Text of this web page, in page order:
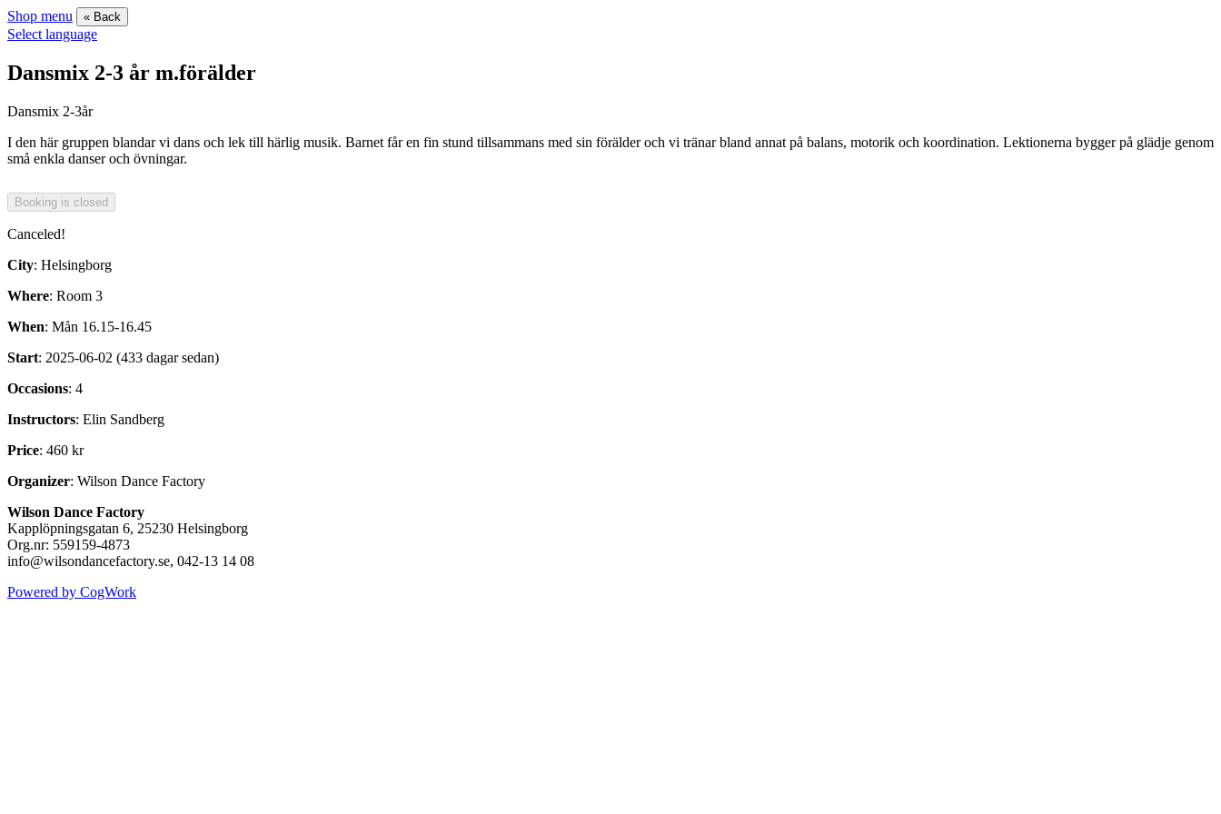
Shop menu « Back
Select language
Dansmix 2-3 år m.förälder
Dansmix 2-3år
I den här gruppen blandar vi dans och lek till härlig musik. Barnet får en fin stund tillsammans med sin förälder och vi tränar bland annat på balans, motorik och koordination. Lektionerna bygger på glädje genom
små enkla danser och övningar.
Canceled!
City: Helsingborg
Where: Room 3
When: Mån 16.15-16.45
Start: 2025-06-02 (433 dagar sedan)
Occasions: 4
Instructors: Elin Sandberg
Price: 460 kr
Organizer: Wilson Dance Factory
Wilson Dance Factory
Kapplöpningsgatan 6, 25230 Helsingborg
Org.nr: 559159-4873
info@wilsondancefactory.se, 042-13 14 08
Powered by CogWork